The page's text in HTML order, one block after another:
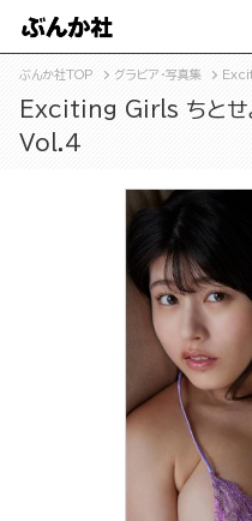
ぶんか社TOP グラビア・写真集
Exciting Girls ちとせ
Vol.4